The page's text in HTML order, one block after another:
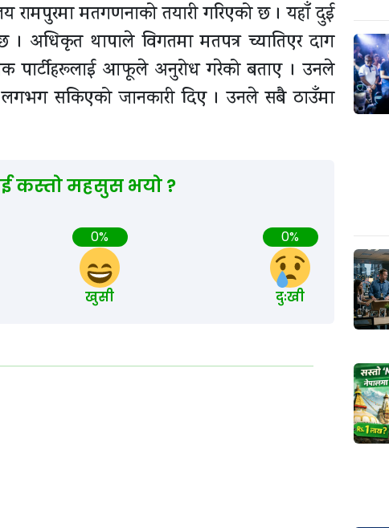
रामपुरमा मतगणनाको तयारी गरिएको छ । यहाँ दुई
। अधिकृत थापाले विगतमा मतपत्र च्यातिएर दाग
पार्टीहरूलाई आफूले अनुरोध गरेको बताए । उनले
सकिएको जानकारी दिए । उनले सबै ठाउँमा
कस्तो महसुस भयो ?
0%
खुसी
0%
दुःखी